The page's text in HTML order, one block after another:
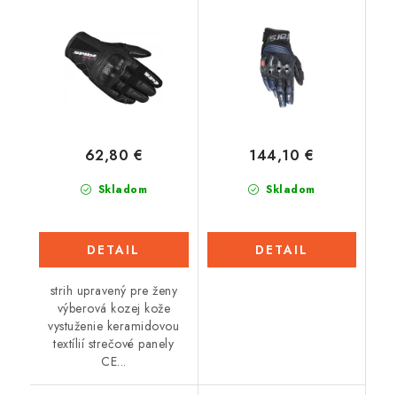
Skladom
62,80 €
DETAIL
strih upravený pre ženy
výberová kozej kože
vystuženie keramidovou
textílií strečové panely
CE...
Skladom
144,10 €
DETAIL